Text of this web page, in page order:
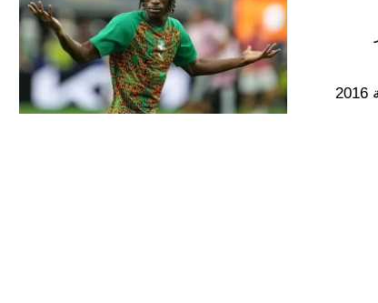
وكانت مشاركة رونالدو الأولى عام 2004، وحينها خسر المباراة النهائية مع البرتغال أمام اليونان، لكنه نجح في التتويج باللقب في نسخة 2016